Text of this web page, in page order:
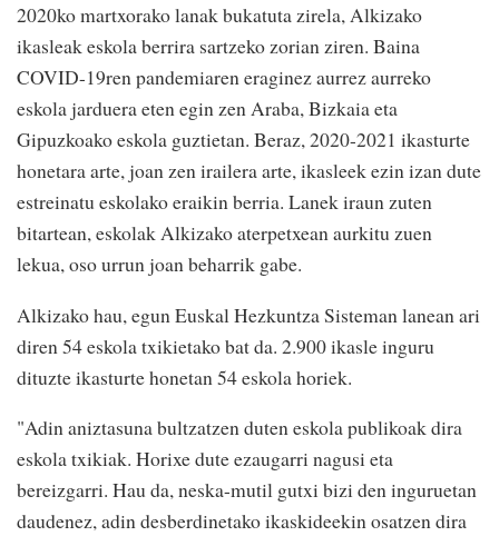
2020ko martxorako lanak bukatuta zirela, Alkizako
ikasleak eskola berrira sartzeko zorian ziren. Baina
COVID-19ren pandemiaren eraginez aurrez aurreko
eskola jarduera eten egin zen Araba, Bizkaia eta
Gipuzkoako eskola guztietan. Beraz, 2020-2021 ikasturte
honetara arte, joan zen irailera arte, ikasleek ezin izan dute
estreinatu eskolako eraikin berria. Lanek iraun zuten
bitartean, eskolak Alkizako aterpetxean aurkitu zuen
lekua, oso urrun joan beharrik gabe.
Alkizako hau, egun Euskal Hezkuntza Sisteman lanean ari
diren 54 eskola txikietako bat da. 2.900 ikasle inguru
dituzte ikasturte honetan 54 eskola horiek.
"Adin aniztasuna bultzatzen duten eskola publikoak dira
eskola txikiak. Horixe dute ezaugarri nagusi eta
bereizgarri. Hau da, neska-mutil gutxi bizi den inguruetan
daudenez, adin desberdinetako ikaskideekin osatzen dira